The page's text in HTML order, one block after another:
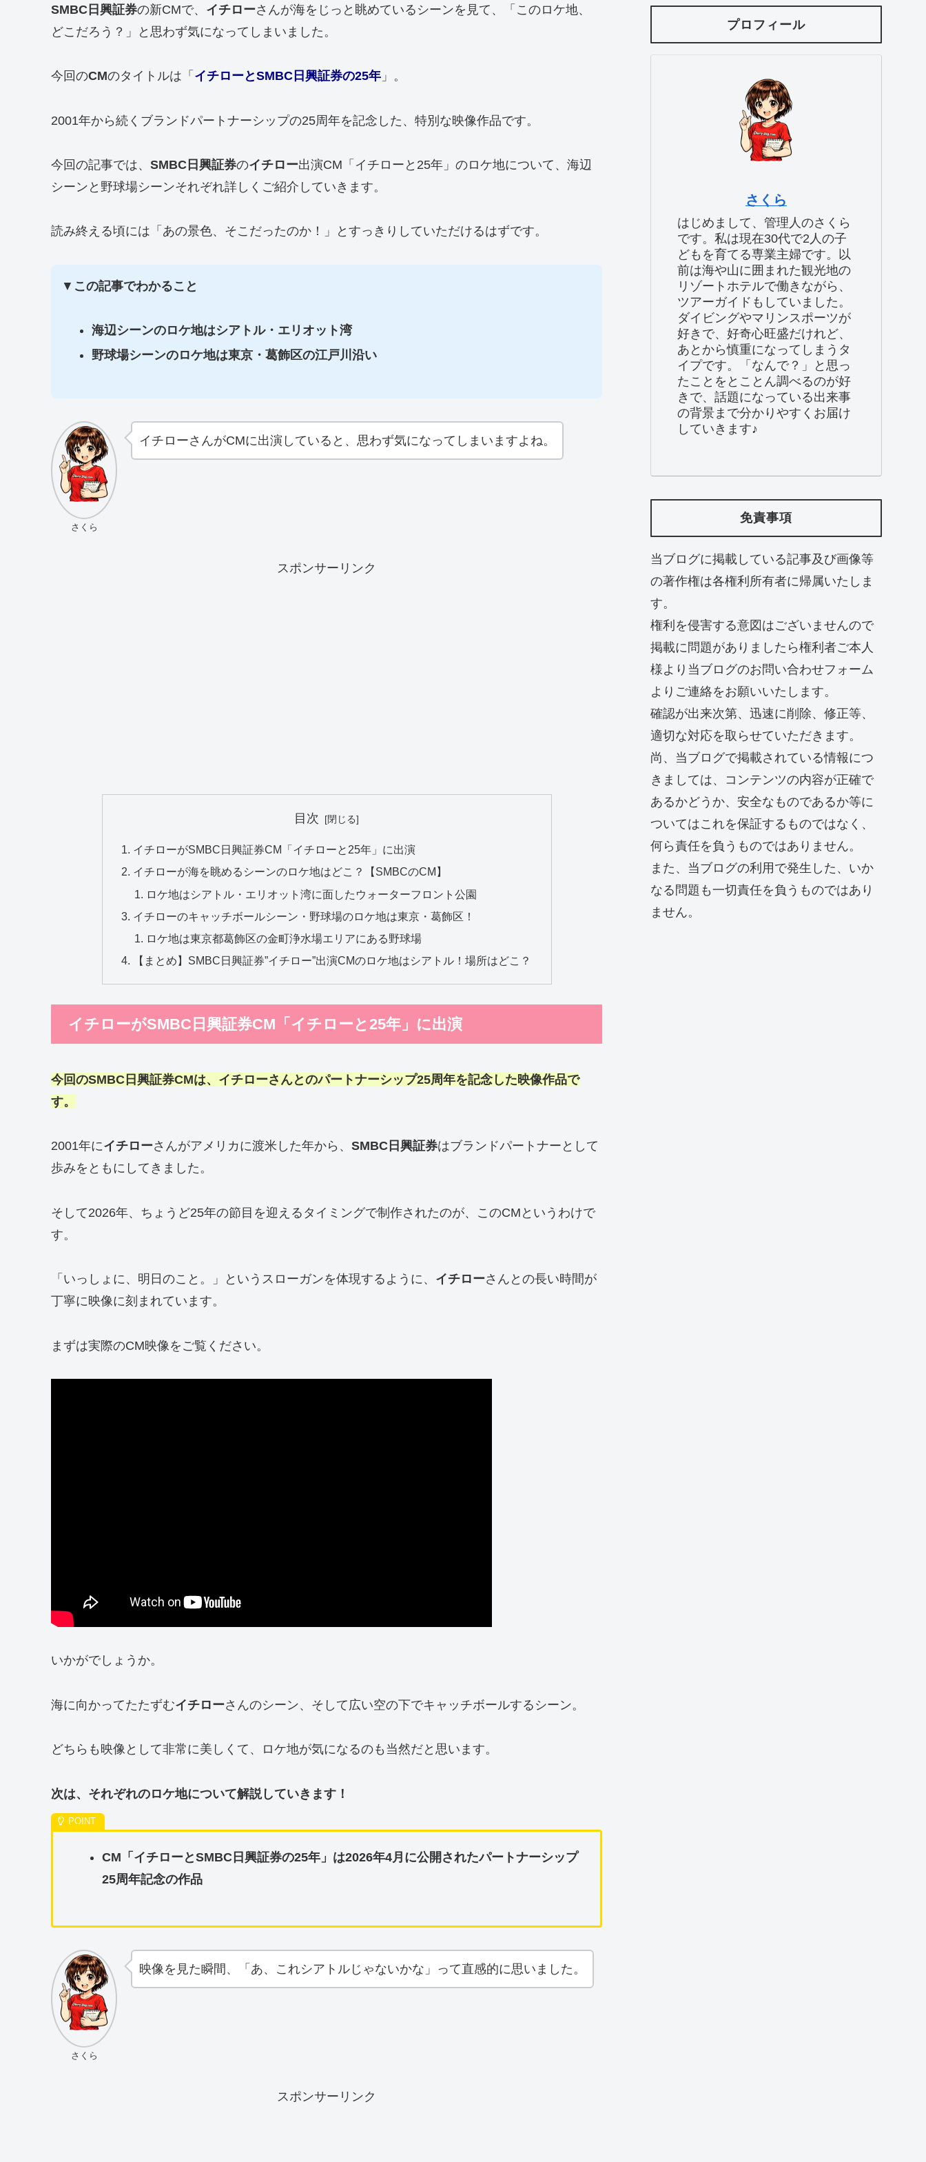
SMBC日興証券の新CMで、 イチローさんが海をじっと眺めているシーンを見て、「このロケ地、
どこだろう？」と思わず気になってしまいました。
今回のCMのタイトルは「 イチローとSMBC日興証券の25年 」。
2001年から続くブランドパートナーシップの25周年を記念した、特別な映像作品です。
今回の記事では、 SMBC日興証券のイチロー出演CM「イチローと25年」のロケ地について、海辺
シーンと野球場シーンそれぞれ詳しくご紹介していきます。
読み終える頃には「あの景色、そこだったのか！」とすっきりしていただけるはずです。
▼ この記事でわかること
海辺シーンのロケ地はシアトル・エリオット湾
野球場シーンのロケ地は東京・葛飾区の江戸川沿い
さくら
イチローさんがCMに出演していると、思わず気になってしまいますよね。
スポンサーリンク
目次
イチローがSMBC日興証券CM「イチローと25年」に出演
イチローが海を眺めるシーンのロケ地はどこ？【SMBCのCM】
ロケ地はシアトル・エリオット湾に面したウォーターフロント公園
イチローのキャッチボールシーン・野球場のロケ地は東京・葛飾区！
ロケ地は東京都葛飾区の金町浄水場エリアにある野球場
【まとめ】SMBC日興証券”イチロー”出演CMのロケ地はシアトル！場所はどこ？
イチローがSMBC日興証券CM「イチローと25年」に出演
今回のSMBC日興証券CMは、イチローさんとのパートナーシップ25周年を記念した映像作品で
す。
2001年にイチローさんがアメリカに渡米した年から、 SMBC日興証券はブランドパートナーとして
歩みをともにしてきました。
そして2026年、ちょうど25年の節目を迎えるタイミングで制作されたのが、このCMというわけで
す。
「いっしょに、明日のこと。」というスローガンを体現するように、 イチローさんとの長い時間が
丁寧に映像に刻まれています。
まずは実際のCM映像をご覧ください。
いかがでしょうか。
海に向かってたたずむイチローさんのシーン、そして広い空の下でキャッチボールするシーン。
どちらも映像として非常に美しくて、ロケ地が気になるのも当然だと思います。
次は、それぞれのロケ地について解説していきます！
CM「イチローとSMBC日興証券の25年」は2026年4月に公開されたパートナーシップ
25周年記念の作品
さくら
映像を見た瞬間、「あ、これシアトルじゃないかな」って直感的に思いました。
スポンサーリンク
プロフィール
さくら
はじめまして、管理人のさくら
です。私は現在30代で2人の子
どもを育てる専業主婦です。以
前は海や山に囲まれた観光地の
リゾートホテルで働きながら、
ツアーガイドもしていました。
ダイビングやマリンスポーツが
好きで、好奇心旺盛だけれど、
あとから慎重になってしまうタ
イプです。「なんで？」と思っ
たことをとことん調べるのが好
きで、話題になっている出来事
の背景まで分かりやすくお届け
していきます♪
免責事項
当ブログに掲載している記事及び画像等
の著作権は各権利所有者に帰属いたしま
す。
権利を侵害する意図はございませんので
掲載に問題がありましたら権利者ご本人
様より当ブログのお問い合わせフォーム
よりご連絡をお願いいたします。
確認が出来次第、迅速に削除、修正等、
適切な対応を取らせていただきます。
尚、当ブログで掲載されている情報につ
きましては、コンテンツの内容が正確で
あるかどうか、安全なものであるか等に
ついてはこれを保証するものではなく、
何ら責任を負うものではありません。
また、当ブログの利用で発生した、いか
なる問題も一切責任を負うものではあり
ません。